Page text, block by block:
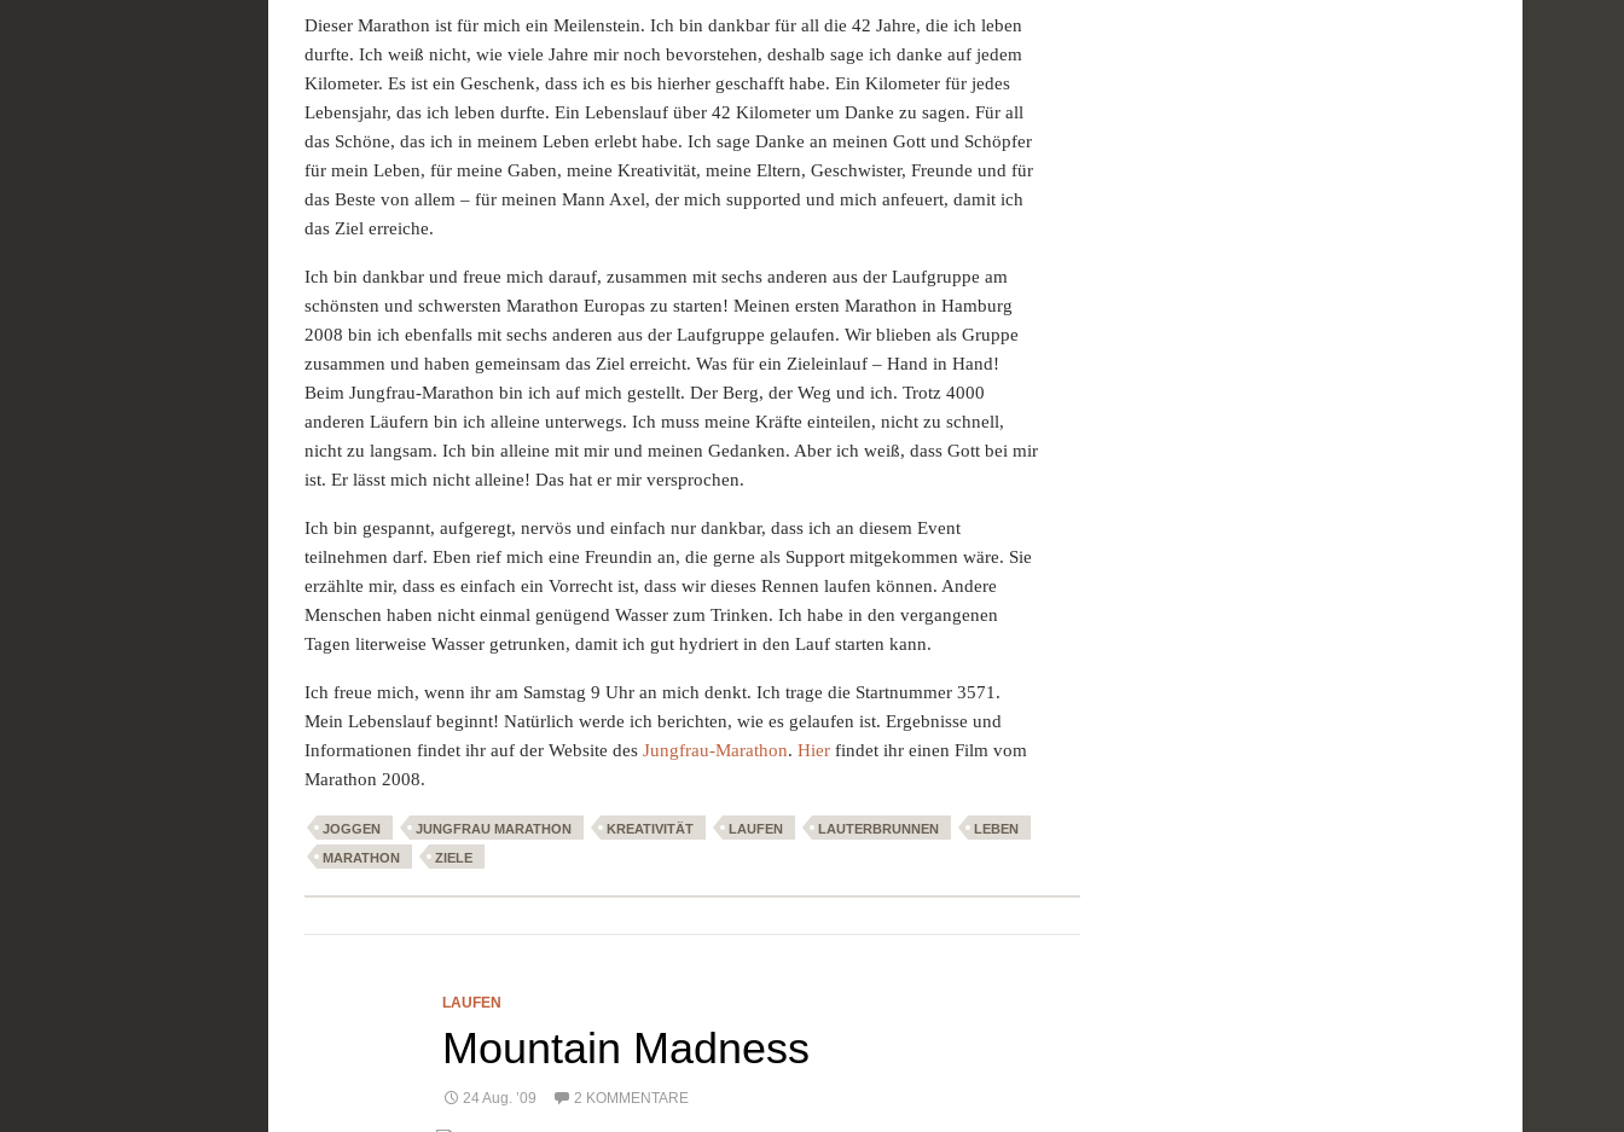
Dieser Marathon ist für mich ein Meilenstein. Ich bin dankbar für all die 42 Jahre, die ich leben
durfte. Ich weiß nicht, wie viele Jahre mir noch bevorstehen, deshalb sage ich danke auf jedem
Kilometer. Es ist ein Geschenk, dass ich es bis hierher geschafft habe. Ein Kilometer für jedes
Lebensjahr, das ich leben durfte. Ein Lebenslauf über 42 Kilometer um Danke zu sagen. Für all
das Schöne, das ich in meinem Leben erlebt habe. Ich sage Danke an meinen Gott und Schöpfer
für mein Leben, für meine Gaben, meine Kreativität, meine Eltern, Geschwister, Freunde und für
das Beste von allem – für meinen Mann Axel, der mich supported und mich anfeuert, damit ich
das Ziel erreiche.
Ich bin dankbar und freue mich darauf, zusammen mit sechs anderen aus der Laufgruppe am
schönsten und schwersten Marathon Europas zu starten! Meinen ersten Marathon in Hamburg
2008 bin ich ebenfalls mit sechs anderen aus der Laufgruppe gelaufen. Wir blieben als Gruppe
zusammen und haben gemeinsam das Ziel erreicht. Was für ein Zieleinlauf – Hand in Hand!
Beim Jungfrau-Marathon bin ich auf mich gestellt. Der Berg, der Weg und ich. Trotz 4000
anderen Läufern bin ich alleine unterwegs. Ich muss meine Kräfte einteilen, nicht zu schnell,
nicht zu langsam. Ich bin alleine mit mir und meinen Gedanken. Aber ich weiß, dass Gott bei mir
ist. Er lässt mich nicht alleine! Das hat er mir versprochen.
Ich bin gespannt, aufgeregt, nervös und einfach nur dankbar, dass ich an diesem Event
teilnehmen darf. Eben rief mich eine Freundin an, die gerne als Support mitgekommen wäre. Sie
erzählte mir, dass es einfach ein Vorrecht ist, dass wir dieses Rennen laufen können. Andere
Menschen haben nicht einmal genügend Wasser zum Trinken. Ich habe in den vergangenen
Tagen literweise Wasser getrunken, damit ich gut hydriert in den Lauf starten kann.
Ich freue mich, wenn ihr am Samstag 9 Uhr an mich denkt. Ich trage die Startnummer 3571.
Mein Lebenslauf beginnt! Natürlich werde ich berichten, wie es gelaufen ist. Ergebnisse und
Informationen findet ihr auf der Website des Jungfrau-Marathon. Hier findet ihr einen Film vom
Marathon 2008.
JOGGEN JUNGFRAU MARATHON KREATIVITÄT LAUFEN LAUTERBRUNNEN
LEBEN
MARATHON
ZIELE
LAUFEN
Mountain Madness
24 Aug. ’09 2 KOMMENTARE